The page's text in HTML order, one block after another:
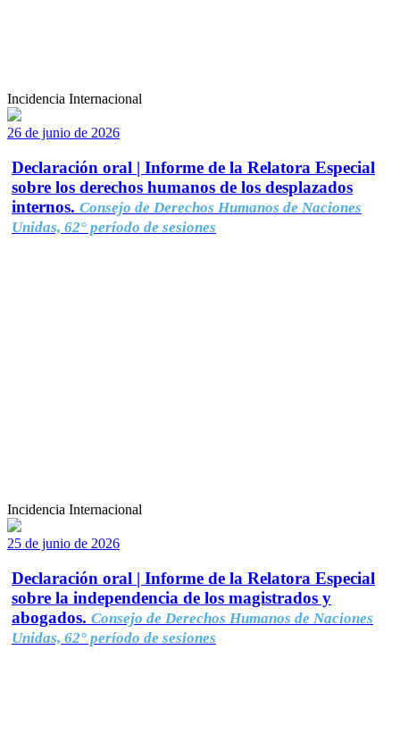
Incidencia Internacional
26 de junio de 2026
Declaración oral | Informe de la Relatora Especial
sobre los derechos humanos de los desplazados
internos. Consejo de Derechos Humanos de Naciones
Unidas, 62° período de sesiones
Incidencia Internacional
25 de junio de 2026
Declaración oral | Informe de la Relatora Especial
sobre la independencia de los magistrados y
abogados. Consejo de Derechos Humanos de Naciones
Unidas, 62° período de sesiones